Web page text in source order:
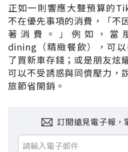
正如一則響應大聲預算的
不在優先事項的消費，「不
著消費。」例如，當
dining （精緻餐飲），可
了買新車存錢；或是朋友炫
可以不受誘惑與同儕壓力，
旅節省開銷。
訂閱遠見電子報，